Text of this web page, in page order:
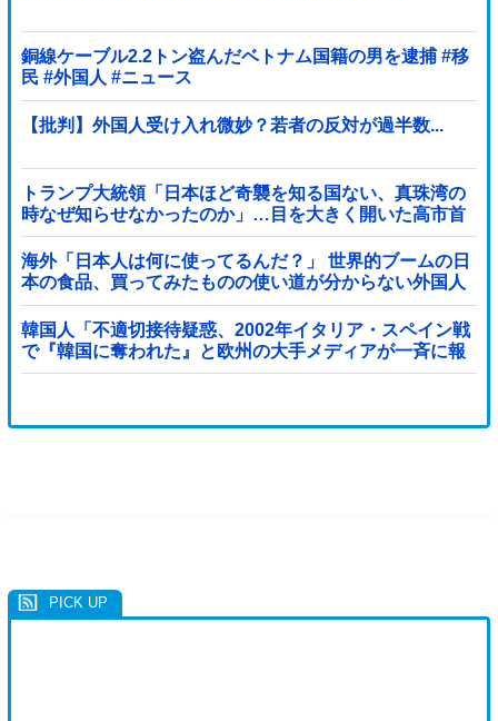
銅線ケーブル2.2トン盗んだベトナム国籍の男を逮捕 #移
民 #外国人 #ニュース
【批判】外国人受け入れ微妙？若者の反対が過半数...
トランプ大統領「日本ほど奇襲を知る国ない、真珠湾の
時なぜ知らせなかったのか」…目を大きく開いた高市首
相＝韓国の反応
海外「日本人は何に使ってるんだ？」 世界的ブームの日
本の食品、買ってみたものの使い道が分からない外国人
が続出
韓国人「不適切接待疑惑、2002年イタリア・スペイン戦
で『韓国に奪われた』と欧州の大手メディアが一斉に報
道！」